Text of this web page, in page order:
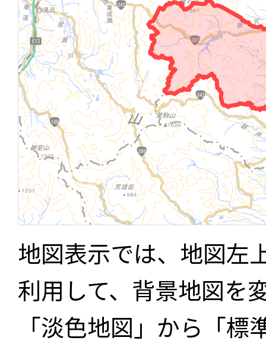
地図表示では、地図左
利用して、背景地図を
「淡色地図」から「